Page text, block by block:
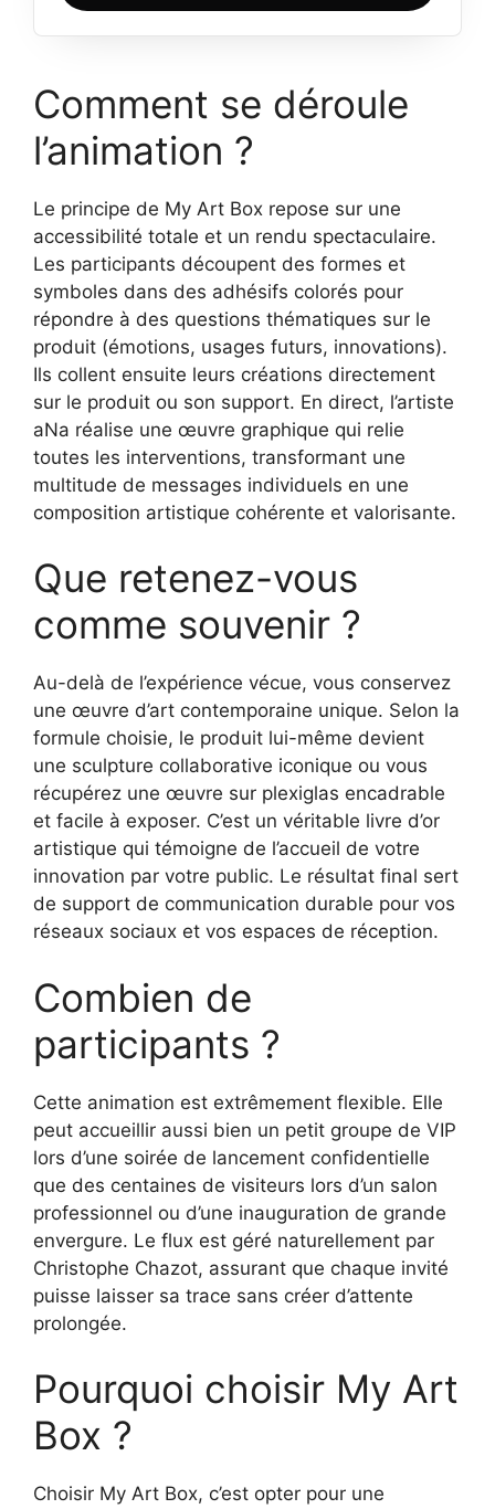
Comment se déroule
l’animation ?
Le principe de My Art Box repose sur une
accessibilité totale et un rendu spectaculaire.
Les participants découpent des formes et
symboles dans des adhésifs colorés pour
répondre à des questions thématiques sur le
produit (émotions, usages futurs, innovations).
Ils collent ensuite leurs créations directement
sur le produit ou son support. En direct, l’artiste
aNa réalise une œuvre graphique qui relie
toutes les interventions, transformant une
multitude de messages individuels en une
composition artistique cohérente et valorisante.
Que retenez-vous
comme souvenir ?
Au-delà de l’expérience vécue, vous conservez
une œuvre d’art contemporaine unique. Selon la
formule choisie, le produit lui-même devient
une sculpture collaborative iconique ou vous
récupérez une œuvre sur plexiglas encadrable
et facile à exposer. C’est un véritable livre d’or
artistique qui témoigne de l’accueil de votre
innovation par votre public. Le résultat final sert
de support de communication durable pour vos
réseaux sociaux et vos espaces de réception.
Combien de
participants ?
Cette animation est extrêmement flexible. Elle
peut accueillir aussi bien un petit groupe de VIP
lors d’une soirée de lancement confidentielle
que des centaines de visiteurs lors d’un salon
professionnel ou d’une inauguration de grande
envergure. Le flux est géré naturellement par
Christophe Chazot, assurant que chaque invité
puisse laisser sa trace sans créer d’attente
prolongée.
Pourquoi choisir My Art
Box ?
Choisir My Art Box, c’est opter pour une